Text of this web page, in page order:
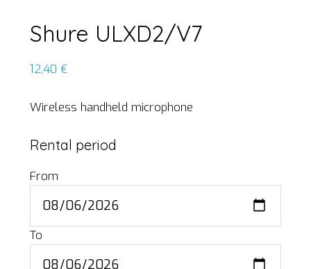
Shure ULXD2/V7
12,40 €
Wireless handheld microphone
Rental period
From
To